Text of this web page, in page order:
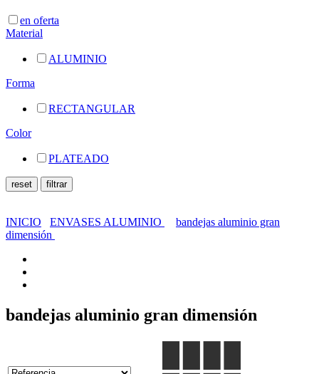
en oferta
Material
ALUMINIO
Forma
RECTANGULAR
Color
PLATEADO
INICIO ENVASES ALUMINIO
bandejas aluminio gran
dimensión
bandejas aluminio gran dimensión